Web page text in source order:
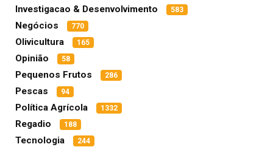
Investigacao & Desenvolvimento 583
Negócios 770
Olivicultura 165
Opinião 58
Pequenos Frutos 286
Pescas 94
Política Agrícola 1332
Regadio 188
Tecnologia 244